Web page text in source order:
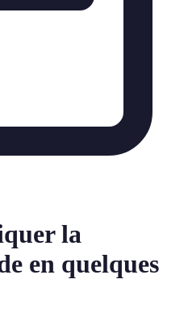
la
en quelques